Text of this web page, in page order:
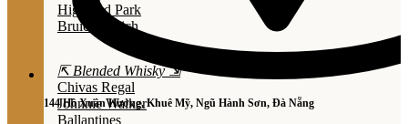
144 Hồ Xuân Hương, Khuê Mỹ, Ngũ Hành Sơn, Đà Nẵng
Highland Park
Bruichladdich
⇱ Blended Whisky ⇲
Chivas Regal
Johnnie Walker
Ballantines